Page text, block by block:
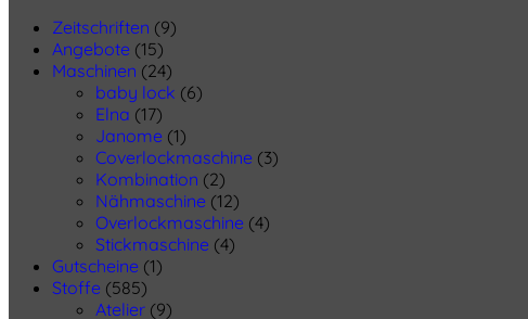
Zeitschriften (9)
Angebote (15)
Maschinen (24)
baby lock (6)
Elna (17)
Janome (1)
Coverlockmaschine (3)
Kombination (2)
Nähmaschine (12)
Overlockmaschine (4)
Stickmaschine (4)
Gutscheine (1)
Stoffe (585)
Atelier (9)